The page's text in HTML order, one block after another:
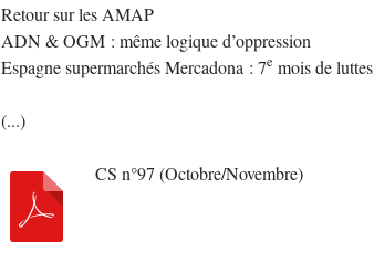
Retour sur les AMAP
ADN & OGM : même logique d’oppression
Espagne supermarchés Mercadona : 7e mois de luttes
(...)
CS n°97 (Octobre/Novembre)